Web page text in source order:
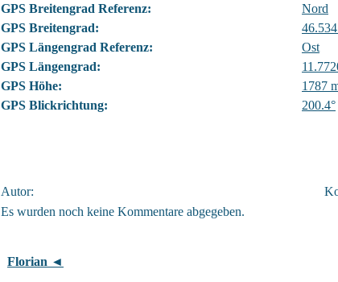
GPS Breitengrad Referenz:
Nord
GPS Breitengrad:
GPS Längengrad Referenz:
Ost
GPS Längengrad:
GPS Höhe:
1787
GPS Blickrichtung:
200.4°
Autor:
Es wurden noch keine Kommentare abgegeben.
Florian ◄